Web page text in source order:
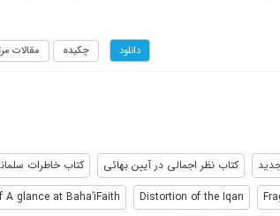
دانلود چکیده مقالات
کتاب نظر اجمالی در آیین بهائی کتاب خاطرات
Distortion of the Iqan
A glance at Baha’iFaith